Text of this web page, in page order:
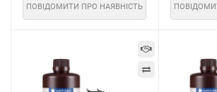
ПОВІДОМИТИ ПРО НАЯВНІСТЬ